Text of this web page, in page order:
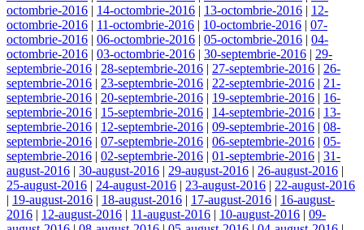
octombrie-2016 | 14-octombrie-2016 | 13-octombrie-2016 | 12-
octombrie-2016 | 11-octombrie-2016 | 10-octombrie-2016 | 07-
octombrie-2016 | 06-octombrie-2016 | 05-octombrie-2016 | 04-
octombrie-2016 | 03-octombrie-2016 | 30-septembrie-2016 | 29-
septembrie-2016 | 28-septembrie-2016 | 27-septembrie-2016 | 26-
septembrie-2016 | 23-septembrie-2016 | 22-septembrie-2016 | 21-
septembrie-2016 | 20-septembrie-2016 | 19-septembrie-2016 | 16-
septembrie-2016 | 15-septembrie-2016 | 14-septembrie-2016 | 13-
septembrie-2016 | 12-septembrie-2016 | 09-septembrie-2016 | 08-
septembrie-2016 | 07-septembrie-2016 | 06-septembrie-2016 | 05-
septembrie-2016 | 02-septembrie-2016 | 01-septembrie-2016 | 31-
august-2016 | 30-august-2016 | 29-august-2016 | 26-august-2016 |
25-august-2016 | 24-august-2016 | 23-august-2016 | 22-august-2016
| 19-august-2016 | 18-august-2016 | 17-august-2016 | 16-august-
2016 | 12-august-2016 | 11-august-2016 | 10-august-2016 | 09-